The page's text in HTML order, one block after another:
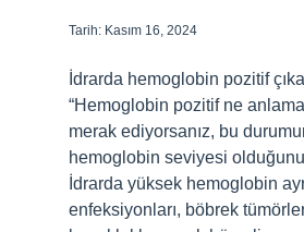
Tarih: Kasım 16, 2024
İdrarda hemoglobin pozitif
“Hemoglobin pozitif ne
merak ediyorsanız, bu
hemoglobin seviyesi
İdrarda yüksek hemoglobin
enfeksiyonları, böbrek